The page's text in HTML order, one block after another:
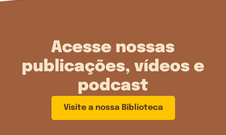
Acesse nossas
publicações, vídeos e
podcast
Visite a nossa Biblioteca